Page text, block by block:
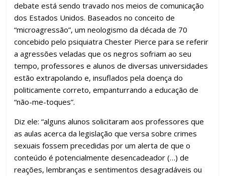
debate está sendo travado nos meios de comunicação
dos Estados Unidos. Baseados no conceito de
“microagressão”, um neologismo da década de 70
concebido pelo psiquiatra Chester Pierce para se referir
a agressões veladas que os negros sofriam ao seu
tempo, professores e alunos de diversas universidades
estão extrapolando e, insuflados pela doença do
politicamente correto, empanturrando a educação de
“não-me-toques”.
Diz ele: “alguns alunos solicitaram aos professores que
as aulas acerca da legislação que versa sobre crimes
sexuais fossem precedidas por um alerta de que o
conteúdo é potencialmente desencadeador (…) de
reações, lembranças e sentimentos desagradáveis ou